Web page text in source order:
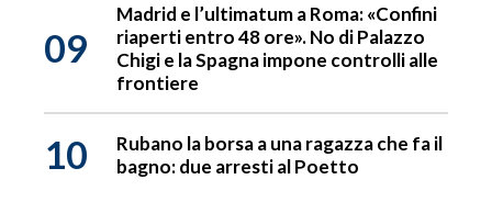
09
Madrid e l’ultimatum a Roma: «Confini
riaperti entro 48 ore». No di Palazzo
Chigi e la Spagna impone controlli alle
frontiere
10
Rubano la borsa a una ragazza che fa il
bagno: due arresti al Poetto